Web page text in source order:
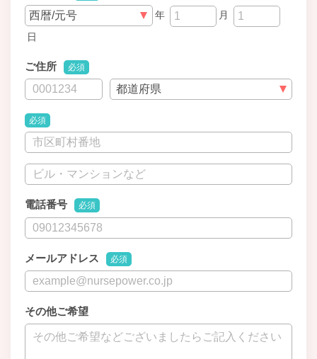
年
月
日
ご住所 必須
必須
電話番号 必須
メールアドレス 必須
その他ご希望